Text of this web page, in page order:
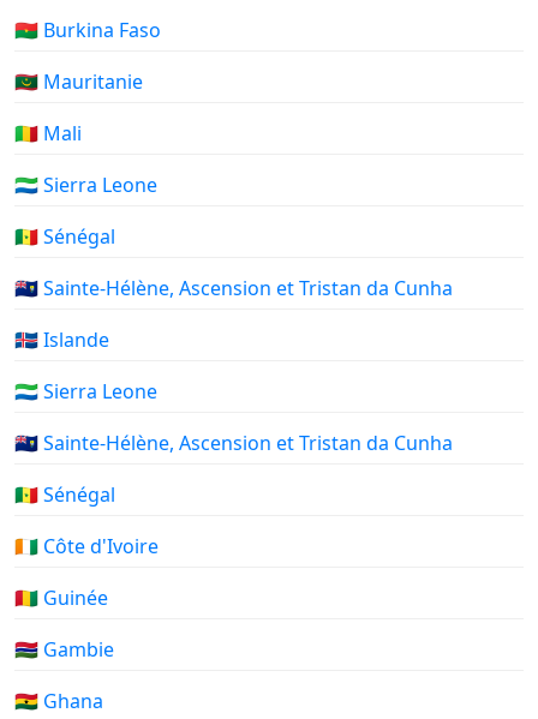
🇧🇫 Burkina Faso
🇲🇷 Mauritanie
🇲🇱 Mali
🇸🇱 Sierra Leone
🇸🇳 Sénégal
🇸🇭 Sainte-Hélène, Ascension et Tristan da Cunha
🇮🇸 Islande
🇸🇱 Sierra Leone
🇸🇭 Sainte-Hélène, Ascension et Tristan da Cunha
🇸🇳 Sénégal
🇨🇮 Côte d'Ivoire
🇬🇳 Guinée
🇬🇲 Gambie
🇬🇭 Ghana